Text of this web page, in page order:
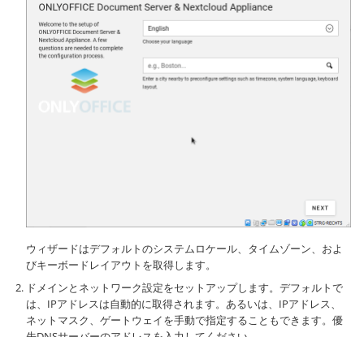
ウィザードはデフォルトのシステムロケール、タイムゾーン、およ
びキーボードレイアウトを取得します。
ドメインとネットワーク設定をセットアップします。デフォルトで
は、IPアドレスは自動的に取得されます。あるいは、IPアドレス、
ネットマスク、ゲートウェイを手動で指定することもできます。優